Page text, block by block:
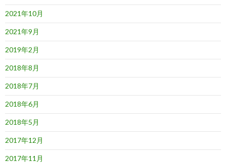
2021年10月
2021年9月
2019年2月
2018年8月
2018年7月
2018年6月
2018年5月
2017年12月
2017年11月